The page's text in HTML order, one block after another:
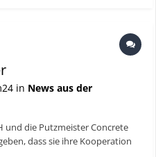
in News aus der
und die Putzmeister Concrete
dass sie ihre Kooperation